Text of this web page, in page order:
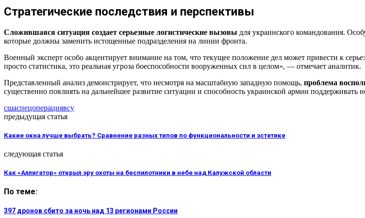
Стратегические последствия и перспективы
Сложившаяся ситуация создает серьезные логистические вызовы для украинского командования.
которые должны заменить истощенные подразделения на линии фронта.
Военный эксперт особо акцентирует внимание на том, что текущее положение дел может привести к
просто статистика, это реальная угроза боеспособности вооруженных сил в целом», — отмечает аналитик.
Представленный анализ демонстрирует, что несмотря на масштабную западную помощь, проблема
существенно повлиять на дальнейшее развитие ситуации и способность украинской армии поддерживать
сшаспецоперациявсу
предыдущая статья
Какие окна лучше выбрать? Сравнение разных типов по функциональности и эстетике
следующая статья
Как «Аллигатор» открыл эру охоты на беспилотники в небе над Калужской области
По теме:
397 дронов сбито за ночь над 13 регионами России